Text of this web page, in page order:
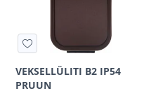
VEKSELLÜLITI B2 IP54
PRUUN